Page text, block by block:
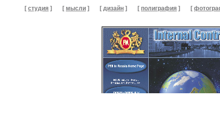
[ студия ] [ мысли ] [ дизайн ] [ полиграфия ] [